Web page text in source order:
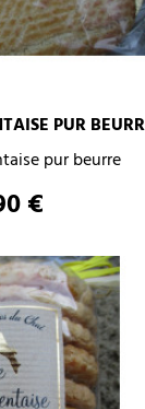
PUR
pur beurre
€
+
PANIER